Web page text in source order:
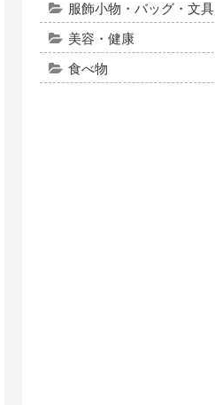
服飾小物・バッグ・文具
美容・健康
食べ物